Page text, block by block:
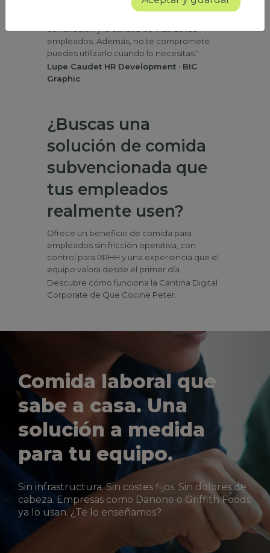
participación constante de RRHH. Es un
conciliación y la calidad de vida de los
empleados. Además, no te compromete:
puedes utilizarlo cuando lo necesitas."
Lupe Caudet HR Development · BIC
Graphic
¿Buscas una
solución de comida
subvencionada que
tus empleados
realmente usen?
Ofrece un beneficio de comida para
empleados sin fricción operativa, con
control para RRHH y una experiencia que el
equipo valora desde el primer día.
Descubre cómo funciona la Cantina Digital
Corporate de Que Cocine Peter.
Comida laboral que
sabe a casa. Una
solución a medida
para tu equipo.
Sin infrastructura. Sin costes fijos. Sin dolores de
cabeza. Empresas como Danone o Griffith Foods
ya lo usan. ¿Te lo enseñamos?